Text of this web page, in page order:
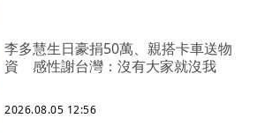
李多慧生日豪捐50萬、親搭卡車送物
資 感性謝台灣：沒有大家就沒我
2026.08.05 12:56